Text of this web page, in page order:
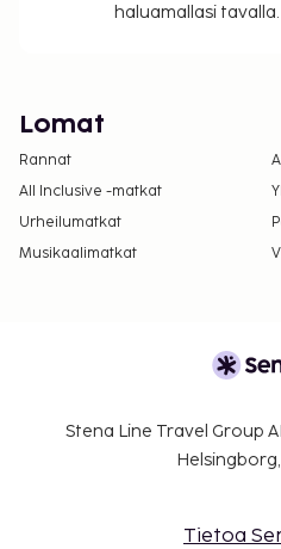
haluamallasi tavalla.
Lomat
Rannat
All Inclusive -matkat
Urheilumatkat
Musikaalimatkat
Stena Line Travel Group
Helsingborg,
Tietoa